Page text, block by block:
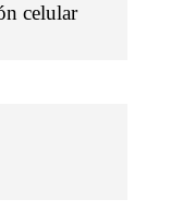
celular